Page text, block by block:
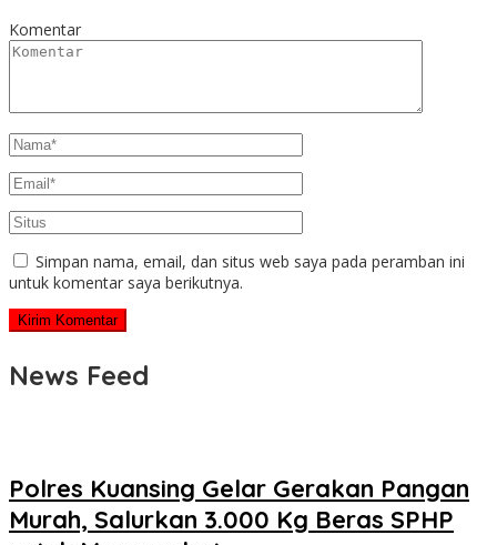
Komentar
Simpan nama, email, dan situs web saya pada peramban ini
untuk komentar saya berikutnya.
News Feed
Polres Kuansing Gelar Gerakan Pangan
Murah, Salurkan 3.000 Kg Beras SPHP